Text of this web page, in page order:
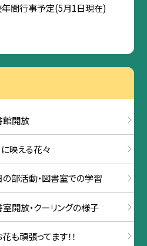
間行事予定(5月1日現在)
館開放
映える花々
の部活動・図書室での学習
室開放・クーリングの様子
も頑張ってます！！